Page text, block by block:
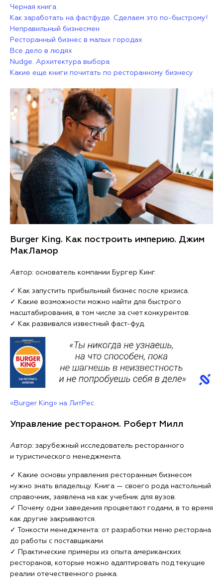
Черная книга
Как заработать на фастфуде. Сделаем это по-быстрому!
Неправильный бизнесмен
Ресторанный бизнес в малых городах
Все дело в людях
Nudge. Архитектура выбора
Какие еще книги почитать по ресторанному бизнесу
Burger King. Как построить империю. Джим
МакЛамор
Автор:основатель компании Бургер Кинг.
✓ Как запустить прибыльный бизнес после кризиса.
✓ Какие возможности можно найти для быстрого
масштабирования, в том числе за счет конкурентов.
✓ Как развивался известный фаст-фуд.
«Burger King» на ЛитРес
Управление рестораном. Роберт Милл
Автор: зарубежный исследователь ресторанного
и туристического менеджмента.
✓ Какие основы управления ресторанным бизнесом
нужно знать владельцу. Книга — своего рода настольный
справочник, заявлена на как учебник для вузов.
✓ Почему одни заведения процветают годами, в то время
как другие закрываются.
✓ Тонкости менеджмента: от разработки меню ресторана
до работы с поставщиками.
✓ Практические примеры из опыта американских
ресторанов, которые можно адаптировать под текущие
реалии отечественного рынка.